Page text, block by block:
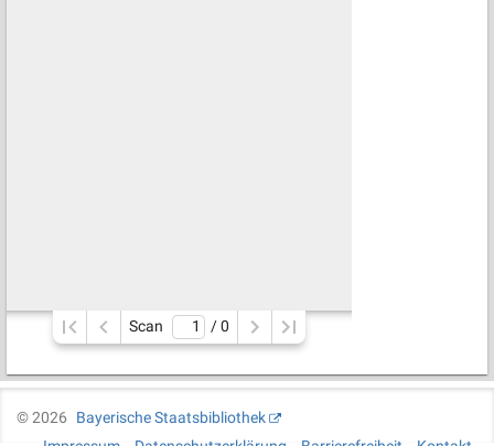
Scan / 0
©2026
Bayerische Staatsbibliothek